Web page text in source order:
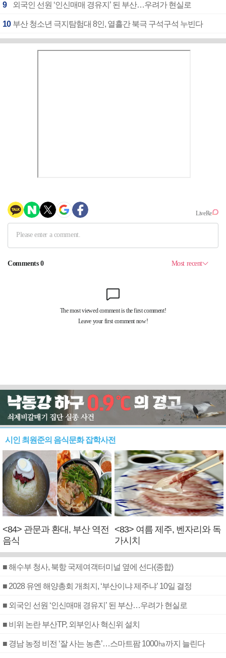
9 외국인 선원 ‘인신매매 경유지’ 된 부산…우려가 현실로
10 부산 청소년 극지탐험대 8인, 열흘간 북극 구석구석 누빈다
시인 최원준의 음식문화 잡학사전
<84> 관문과 환대, 부산 역전
음식
<83> 여름 제주, 벤자리와 독
가시치
■ 해수부 청사, 북항 국제여객터미널 옆에 선다(종합)
■ 2028 유엔 해양총회 개최지, ‘부산이냐 제주냐’ 10일 결정
■ 외국인 선원 ‘인신매매 경유지’ 된 부산…우려가 현실로
■ 비위 논란 부산TP, 외부인사 혁신위 설치
■ 경남 농정 비전 ‘잘 사는 농촌’…스마트팜 1000㏊까지 늘린다